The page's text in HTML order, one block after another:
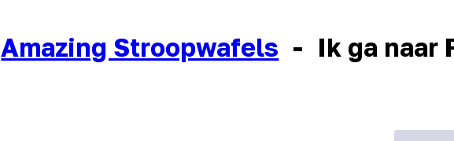
Amazing Stroopwafels - Ik ga naar